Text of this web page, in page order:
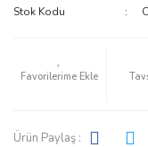
Stok Kodu
Ürün Paylaş :